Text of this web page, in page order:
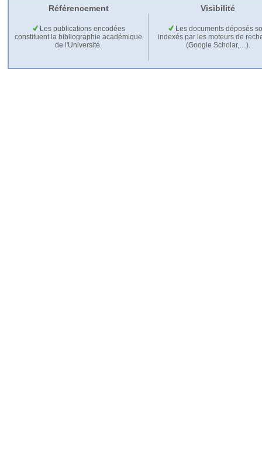
Référencement Visibilité
Les publications encodées
constituent la bibliographie académique
de l'Université.
Les documents déposés
indexés par les moteurs de
(Google Scholar,…).